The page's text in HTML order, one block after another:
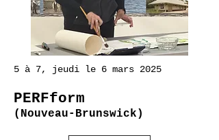
5 à 7, jeudi le 6 mars 2025
PERFform
(Nouveau-Brunswick)